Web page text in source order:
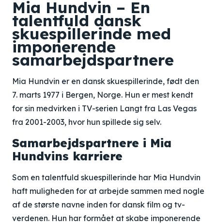
Mia Hundvin – En
talentfuld dansk
skuespillerinde med
imponerende
samarbejdspartnere
Mia Hundvin er en dansk skuespillerinde, født den
7. marts 1977 i Bergen, Norge. Hun er mest kendt
for sin medvirken i TV-serien Langt fra Las Vegas
fra 2001-2003, hvor hun spillede sig selv.
Samarbejdspartnere i Mia
Hundvins karriere
Som en talentfuld skuespillerinde har Mia Hundvin
haft muligheden for at arbejde sammen med nogle
af de største navne inden for dansk film og tv-
verdenen. Hun har formået at skabe imponerende